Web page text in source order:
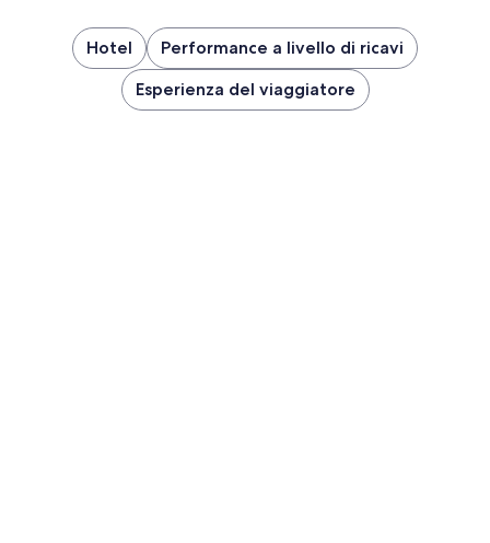
Hotel
Performance a livello di ricavi
Esperienza del viaggiatore